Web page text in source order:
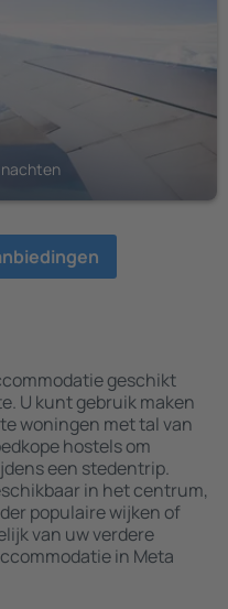
nachten
geschikt
U kunt gebruik maken
woningen met tal van
hostels om
een stedentrip.
in het centrum,
populaire wijken of
van uw verdere
in Meta